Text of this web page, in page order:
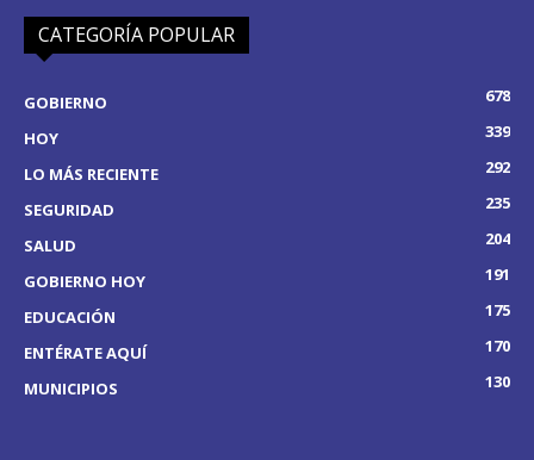
CATEGORÍA POPULAR
GOBIERNO
678
HOY
339
LO MÁS RECIENTE
292
SEGURIDAD
235
SALUD
204
GOBIERNO HOY
191
EDUCACIÓN
175
ENTÉRATE AQUÍ
170
MUNICIPIOS
130